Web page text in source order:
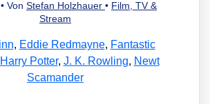
• Von Stefan Holzhauer • Film, TV &
Stream
, Eddie Redmayne, Fantastic
Harry Potter, J. K. Rowling, Newt
Scamander